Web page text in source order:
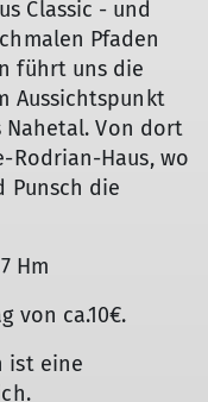
Classic - und
Pfaden
führt uns die
Aussichtspunkt
Nahetal. Von dort
Rodrian-Haus, wo
Punsch die
Hm
von ca.10€.
ist eine